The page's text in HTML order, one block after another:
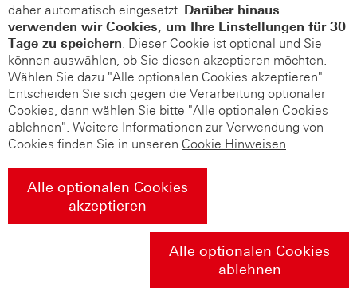
daher automatisch eingesetzt. Darüber hinaus
verwenden wir Cookies, um Ihre Einstellungen für 30
Tage zu speichern. Dieser Cookie ist optional und Sie
können auswählen, ob Sie diesen akzeptieren möchten.
Wählen Sie dazu "Alle optionalen Cookies akzeptieren".
Entscheiden Sie sich gegen die Verarbeitung optionaler
Cookies, dann wählen Sie bitte "Alle optionalen Cookies
ablehnen". Weitere Informationen zur Verwendung von
Cookies finden Sie in unseren Cookie Hinweisen.
Alle optionalen Cookies
akzeptieren
Alle optionalen Cookies
ablehnen